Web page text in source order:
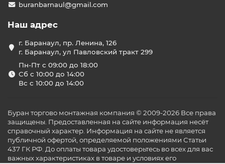
buranbarnaul@gmail.com
Наш адрес
г. Баранаул, пр. Ленина, 126
г. Баранаул, ул Павловский тракт 299
Пн-Пт с 09:00 до 18:00
Сб с 10:00 до 14:00
Вс с 10:00 до 14:00
Буран торгово монтажная компания © 2009-2026 Все права
защищены. Предоставленная на сайте информация несёт
справочный характер. Информация на сайте не является
публичной офертой, определяемой положениями Статьи
437 ГК РФ. До оплаты товара удостоверьтесь во всех для вас
важных характеристиках в товаре и условиях его